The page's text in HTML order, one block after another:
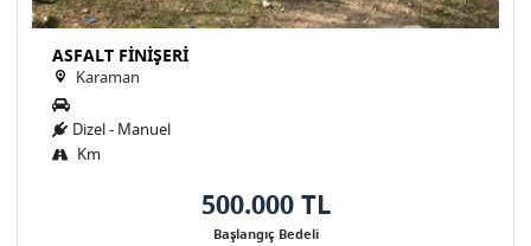
ASFALT FİNİŞERİ
Karaman
Dizel - Manuel
Km
500.000 TL
Başlangıç Bedeli